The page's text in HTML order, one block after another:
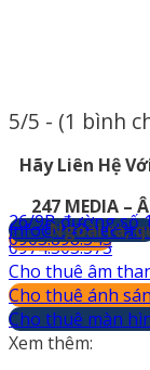
5/5 - (1 bình
Hãy Liên Hệ
247 MEDIA –
0974.503.573
0903.898.545
26/9B đường số
Ngoài ra,
Cho thuê âm
Cho thuê ánh
Cho thuê màn
Xem thêm: